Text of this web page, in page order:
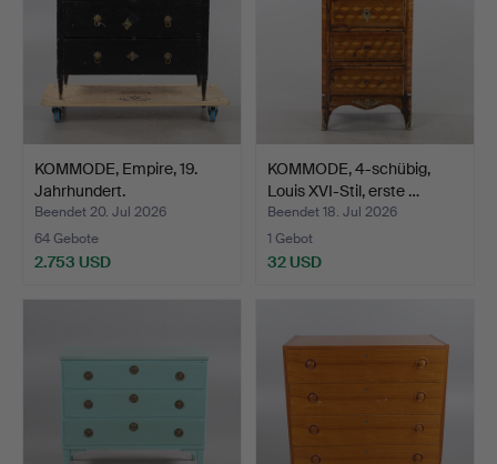
KOMMODE, Empire, 19.
Jahrhundert.
Beendet 20. Jul 2026
64 Gebote
2.753 USD
KOMMODE, 4-schübig,
Louis XVI-Stil, erste …
Beendet 18. Jul 2026
1 Gebot
32 USD